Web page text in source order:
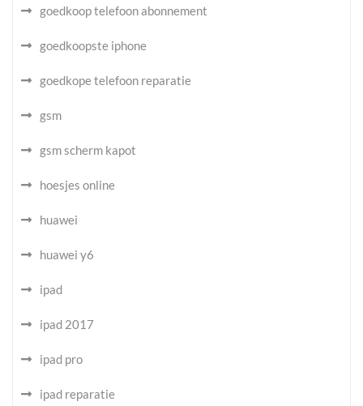
goedkoop telefoon abonnement
goedkoopste iphone
goedkope telefoon reparatie
gsm
gsm scherm kapot
hoesjes online
huawei
huawei y6
ipad
ipad 2017
ipad pro
ipad reparatie